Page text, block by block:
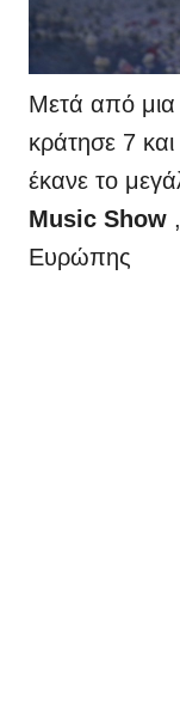
Μετά από μια
κράτησε 7
έκανε το
Music Show
Ευρώπης